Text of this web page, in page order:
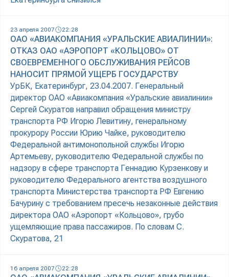
23 апреля 2007 22:28
ОАО «АВИАКОМПАНИЯ «УРАЛЬСКИЕ АВИАЛИНИИ»:
ОТКАЗ ОАО «АЭРОПОРТ «КОЛЬЦОВО» ОТ
СВОЕВРЕМЕННОГО ОБСЛУЖИВАНИЯ РЕЙСОВ
НАНОСИТ ПРЯМОЙ УЩЕРБ ГОСУДАРСТВУ
УрБК, Екатеринбург, 23.04.2007. Генеральный
директор ОАО «Авиакомпания «Уральские авиалинии»
Сергей Скуратов направил обращения министру
транспорта РФ Игорю Левитину, генеральному
прокурору России Юрию Чайке, руководителю
Федеральной антимонопольной службы Игорю
Артемьеву, руководителю Федеральной службы по
надзору в сфере транспорта Геннадию Курзенкову и
руководителю Федерального агентства воздушного
транспорта Министерства транспорта РФ Евгению
Бачурину с требованием пресечь незаконные действия
директора ОАО «Аэропорт «Кольцово», грубо
ущемляющие права пассажиров. По словам С.
Скуратова, 21
16 апреля 2007 22:28